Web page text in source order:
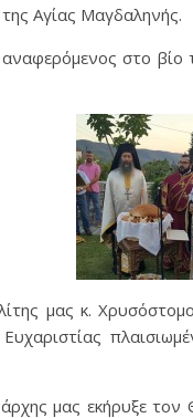
Αγίας Μαγδαληνής.
στο βίο
μας κ.
μας εκήρυξε τον